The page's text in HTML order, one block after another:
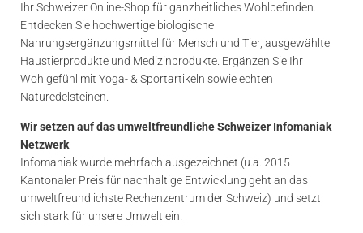
Ihr Schweizer Online-Shop für ganzheitliches Wohlbefinden.
Entdecken Sie hochwertige biologische
Nahrungsergänzungsmittel für Mensch und Tier, ausgewählte
Haustierprodukte und Medizinprodukte. Ergänzen Sie Ihr
Wohlgefühl mit Yoga- & Sportartikeln sowie echten
Naturedelsteinen.
Wir setzen auf das umweltfreundliche Schweizer Infomaniak
Netzwerk
Infomaniak wurde mehrfach ausgezeichnet (u.a. 2015
Kantonaler Preis für nachhaltige Entwicklung geht an das
umweltfreundlichste Rechenzentrum der Schweiz) und setzt
sich stark für unsere Umwelt ein.